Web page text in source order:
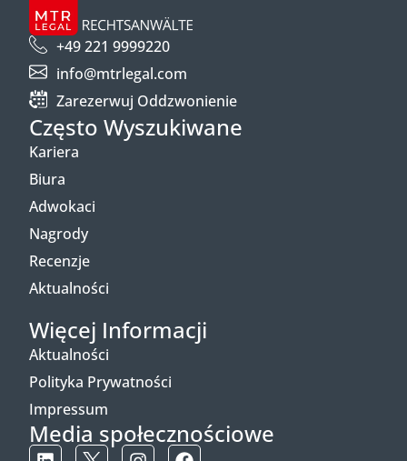
+49 221 9999220
info@mtrlegal.com
Zarezerwuj Oddzwonienie
Często Wyszukiwane
Kariera
Biura
Adwokaci
Nagrody
Recenzje
Aktualności
Więcej Informacji
Aktualności
Polityka Prywatności
Impressum
Media społecznościowe